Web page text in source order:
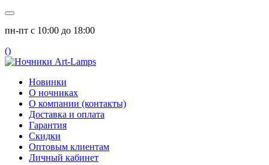
пн-пт с 10:00 до 18:00
()
Новинки
О ночниках
О компании (контакты)
Доставка и оплата
Гарантия
Скидки
Оптовым клиентам
Личный кабинет